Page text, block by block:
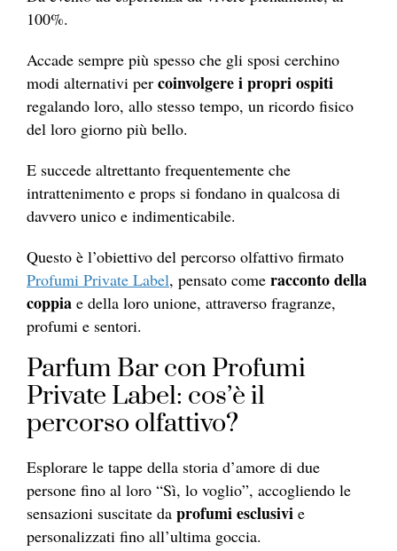
100%.
Accade sempre più spesso che gli sposi cerchino
modi alternativi per coinvolgere i propri ospiti
regalando loro, allo stesso tempo, un ricordo fisico
del loro giorno più bello.
E succede altrettanto frequentemente che
intrattenimento e props si fondano in qualcosa di
davvero unico e indimenticabile.
Questo è l’obiettivo del percorso olfattivo firmato
Profumi Private Label, pensato come racconto della
coppia e della loro unione, attraverso fragranze,
profumi e sentori.
Parfum Bar con Profumi
Private Label: cos’è il
percorso olfattivo?
Esplorare le tappe della storia d’amore di due
persone fino al loro “Sì, lo voglio”, accogliendo le
sensazioni suscitate da profumi esclusivi e
personalizzati fino all’ultima goccia.